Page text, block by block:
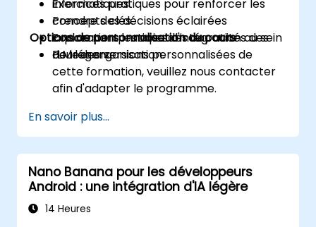
informatiques.
Prendre des décisions éclairées
concernant les voies d'intégration au sein
de leur organisation.
Exercices pratiques pour renforcer les
concepts clés.
Exploration pratique des capacités des
LLM légers.
Options de personnalisation du cours
Pour des versions personnalisées de
cette formation, veuillez nous contacter
afin d'adapter le programme.
En savoir plus...
Nano Banana pour les développeurs
Android : une intégration d'IA légère
14 Heures